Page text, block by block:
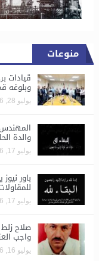
منوعات
قيادات
وبلوغه
يوليو 28, 2026
والدة
يوليو 17, 2026
باور
يوليو 17, 2026
صلاح
واجب
يوليو 16, 2026